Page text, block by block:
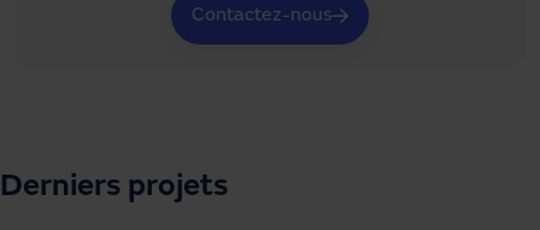
Contactez-nous
Derniers projets